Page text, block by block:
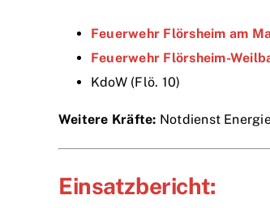
Feuerwehr Flörsheim am
Feuerwehr Flörsheim-
KdoW (Flö. 10)
Weitere Kräfte: Notdienst
Einsatzbericht: